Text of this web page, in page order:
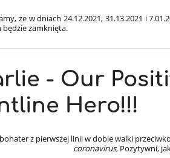
że w dniach 24.12.2021, 31.13.2021 i
będzie zamknięta.
- Our
Hero!!!
z pierwszej linii w dobie walki
coronavirus, Pozytywni,